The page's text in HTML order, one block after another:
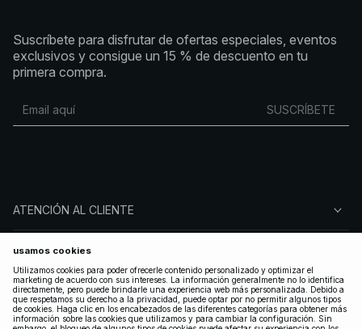
Suscríbete para disfrutar de ofertas especiales, eventos
exclusivos y consigue un 15 % de descuento en tu
primera compra.
SUSCRÍBETE
ATENCIÓN AL CLIENTE
SOBRE NA-KD
SÍGUENOS